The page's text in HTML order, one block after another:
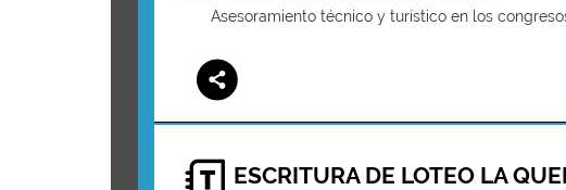
Asesoramiento técnico y turístico en los
ESCRITURA DE LOTEO LA